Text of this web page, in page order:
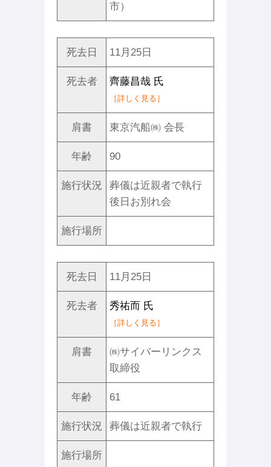
市）
死去日 11月25日
死去者 齊藤昌哉 氏
［詳しく見る］
肩書 東京汽船㈱ 会長
年齢 90
施行状況
葬儀は近親者で執行
後日お別れ会
施行場所
死去日 11月25日
死去者 秀祐而 氏
［詳しく見る］
肩書
㈱サイバーリンクス
取締役
年齢 61
施行状況 葬儀は近親者で執行
施行場所